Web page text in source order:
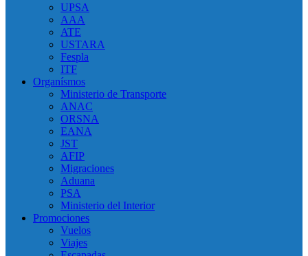
UPSA
AAA
ATE
USTARA
Fespla
ITF
Organísmos
Ministerio de Transporte
ANAC
ORSNA
EANA
JST
AFIP
Migraciones
Aduana
PSA
Ministerio del Interior
Promociones
Vuelos
Viajes